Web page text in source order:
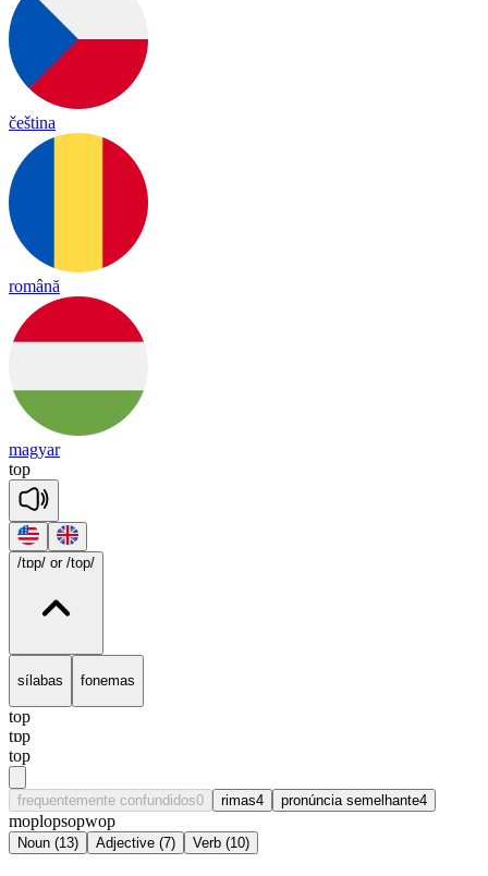
čeština
română
magyar
top
/tɒp/ or /top/
sílabas fonemas
top
tɒp
top
frequentemente confundidos0 rimas4 pronúncia semelhante4
moplopsopwop
Noun (13) Adjective (7) Verb (10)